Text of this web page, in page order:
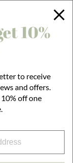
10%
to receive
and offers.
off one